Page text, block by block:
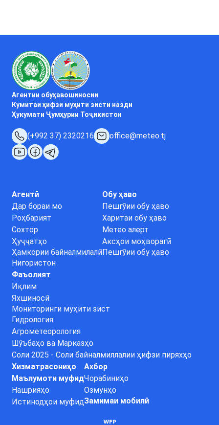
Агентии обуҳавошиносии
Кумитаи ҳифзи муҳити зисти назди
Ҳукумати Ҷумҳурии Тоҷикистон
(+992 37) 2320216 office@meteo.tj
Агентӣ
Дар бораи мо
Роҳбарият
Сохтор
Ҳуҷҷатҳо
Ҳамкории байналмилалӣ
Нигористон
Обу ҳаво
Пешгӯии обу ҳаво
Харитаи обу ҳаво
Метео алерт
Аксҳои моҳворагӣ
Пешгӯии обу ҳаво
Фаъолият
Иқлим
Яхшиносӣ
Мониторинги муҳити зист
Гидрология
Агрометеорология
Шӯъбаҳо ва Марказҳо
Соли 2025 - Соли байналмиллалии ҳифзи пиряхҳо
Хизматрасониҳо
Маълумоти муфид
Нашрияҳо
Истинодҳои муфид
Ахбор
Чорабиниҳо
Озмунҳо
Замимаи мобилӣ